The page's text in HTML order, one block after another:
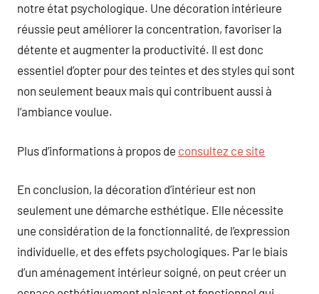
notre état psychologique. Une décoration intérieure
réussie peut améliorer la concentration, favoriser la
détente et augmenter la productivité. Il est donc
essentiel d’opter pour des teintes et des styles qui sont
non seulement beaux mais qui contribuent aussi à
l’ambiance voulue.
Plus d’informations à propos de consultez ce site
En conclusion, la décoration d’intérieur est non
seulement une démarche esthétique. Elle nécessite
une considération de la fonctionnalité, de l’expression
individuelle, et des effets psychologiques. Par le biais
d’un aménagement intérieur soigné, on peut créer un